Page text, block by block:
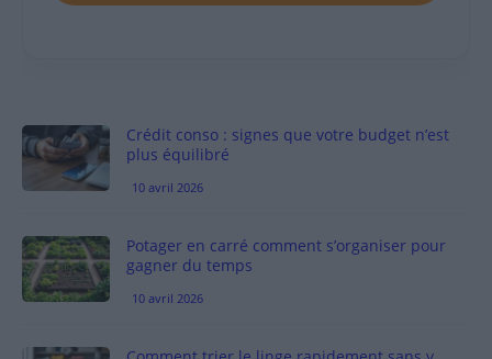
Crédit conso : signes que votre budget n’est
plus équilibré
10 avril 2026
Potager en carré comment s’organiser pour
gagner du temps
10 avril 2026